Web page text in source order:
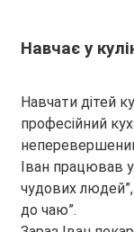
Навчає у
Навчати дітей
професійний
Іван працював
чудових
до чаю”.